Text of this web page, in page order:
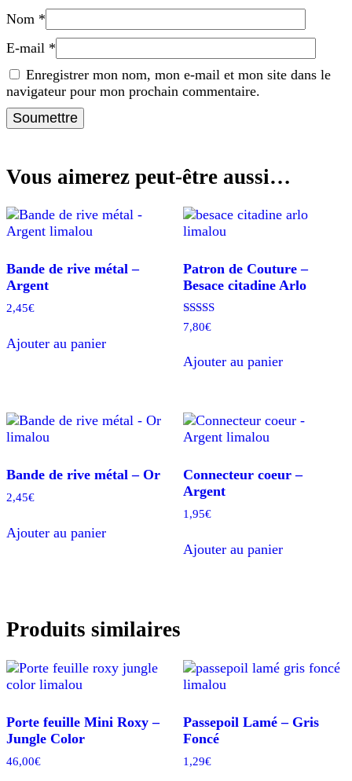
Nom *
E-mail *
Enregistrer mon nom, mon e-mail et mon site dans le
navigateur pour mon prochain commentaire.
Vous aimerez peut-être aussi…
Bande de rive métal –
Argent
2,45€
Ajouter au panier
Patron de Couture –
Besace citadine Arlo
Note
7,80€
Ajouter au panier
Bande de rive métal – Or
2,45€
Ajouter au panier
Connecteur coeur –
Argent
1,95€
Ajouter au panier
Produits similaires
Porte feuille Mini Roxy –
Jungle Color
46,00€
Passepoil Lamé – Gris
Foncé
1,29€